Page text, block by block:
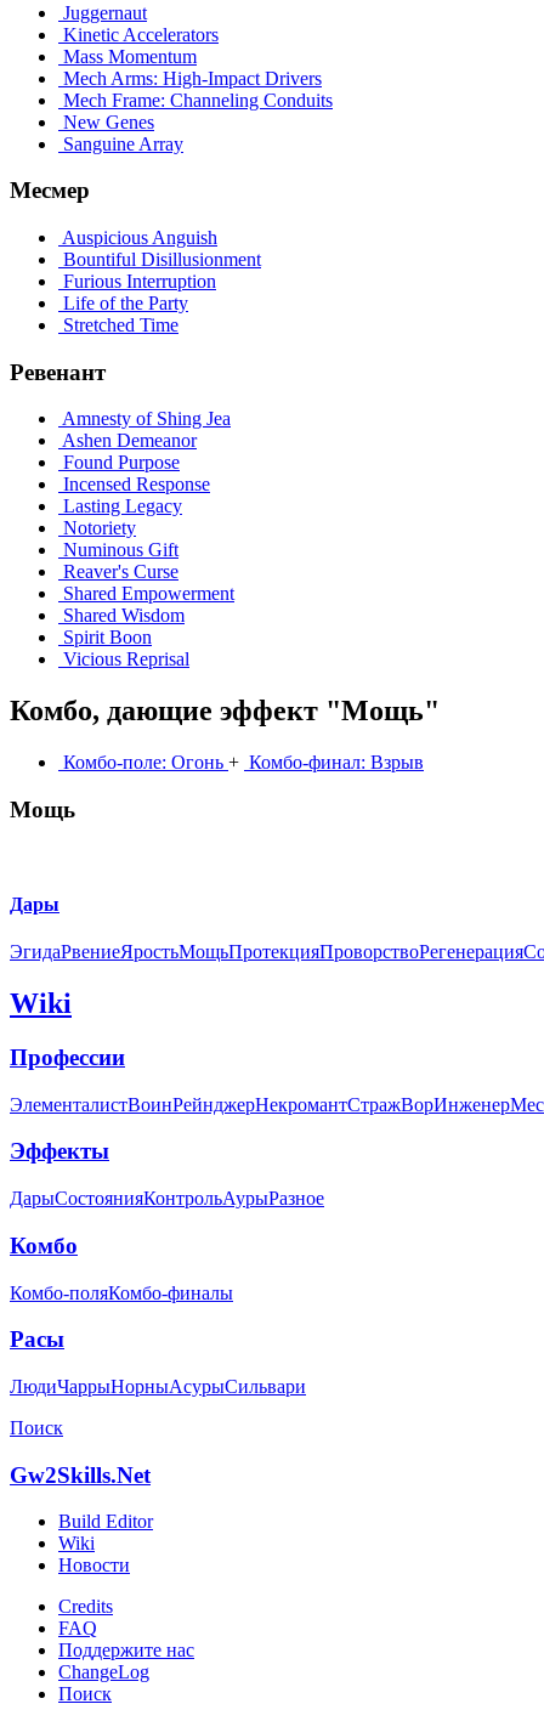
Juggernaut
Kinetic Accelerators
Mass Momentum
Mech Arms: High-Impact Drivers
Mech Frame: Channeling Conduits
New Genes
Sanguine Array
Месмер
Auspicious Anguish
Bountiful Disillusionment
Furious Interruption
Life of the Party
Stretched Time
Ревенант
Amnesty of Shing Jea
Ashen Demeanor
Found Purpose
Incensed Response
Lasting Legacy
Notoriety
Numinous Gift
Reaver's Curse
Shared Empowerment
Shared Wisdom
Spirit Boon
Vicious Reprisal
Комбо, дающие эффект "Мощь"
Комбо-поле: Огонь + Комбо-финал: Взрыв
Мощь
Дары
ЭгидаРвениеЯростьМощьПротекцияПроворствоРегенерация
Wiki
Профессии
ЭлементалистВоинРейнджерНекромантСтражВорИнженер
Эффекты
ДарыСостоянияКонтрольАурыРазное
Комбо
Комбо-поляКомбо-финалы
Расы
ЛюдиЧаррыНорныАсурыСильвари
Поиск
Gw2Skills.Net
Build Editor
Wiki
Новости
Credits
FAQ
Поддержите нас
ChangeLog
Поиск